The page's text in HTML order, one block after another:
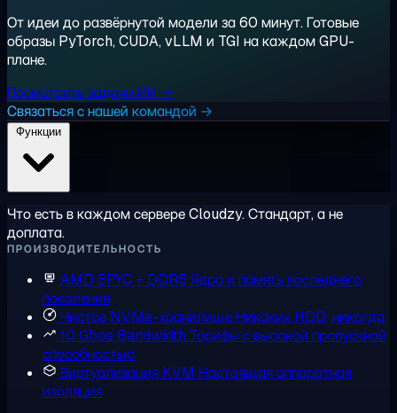
От идеи до развёрнутой модели за 60 минут. Готовые
образы PyTorch, CUDA, vLLM и TGI на каждом GPU-
плане.
Посмотреть задачи ИИ →
Связаться с нашей командой →
Что есть в каждом сервере Cloudzy. Стандарт, а не
доплата.
ПРОИЗВОДИТЕЛЬНОСТЬ
AMD EPYC + DDR5 Ядра и память последнего
поколения
Чистое NVMe-хранилищеНикаких HDD, никогда
10 Gbps Bandwidth Тарифы с высокой пропускной
способностью
Виртуализация KVM Настоящая аппаратная
изоляция